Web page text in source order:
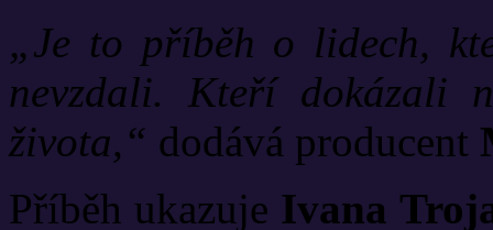
„Je to příběh o lidech,
nevzdali. Kteří dokázali
života,“ dodává producent
Příběh ukazuje Ivana